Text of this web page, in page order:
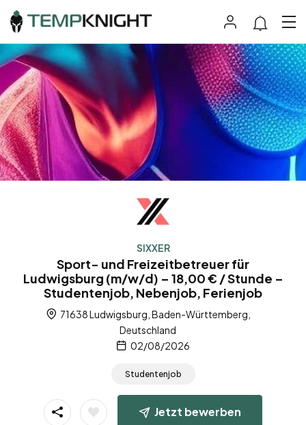
SIXXER
Sport- und Freizeitbetreuer für
Ludwigsburg (m/w/d) – 18,00 € / Stunde –
Studentenjob, Nebenjob, Ferienjob
71638 Ludwigsburg, Baden-Württemberg,
Deutschland
02/08/2026
Studentenjob
Jetzt bewerben